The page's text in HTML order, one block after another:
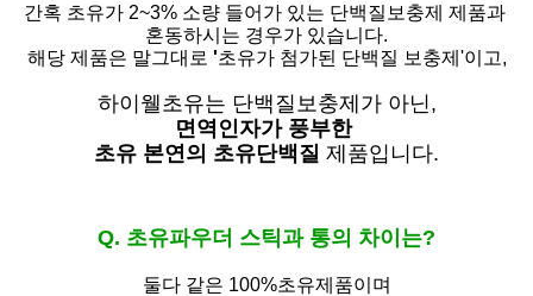
간혹 초유가 2~3% 소량 들어가 있는 단백질보충제 제품과
혼동하시는 경우가 있습니다.
해당 제품은 말그대로 '초유가 첨가된 단백질 보충제'이고,
하이웰초유는 단백질보충제가 아닌,
면역인자가 풍부한
초유 본연의 초유단백질 제품입니다.
Q. 초유파우더 스틱과 통의 차이는?
둘다 같은 100%초유제품이며